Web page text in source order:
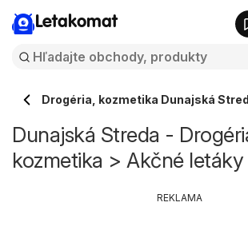
Letakomat
Drogéria, kozmetika Dunajská
Dunajská Streda -
kozmetika > Akčné
REKLAMA